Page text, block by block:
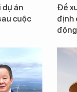
dự án
cuộc
Đề
định